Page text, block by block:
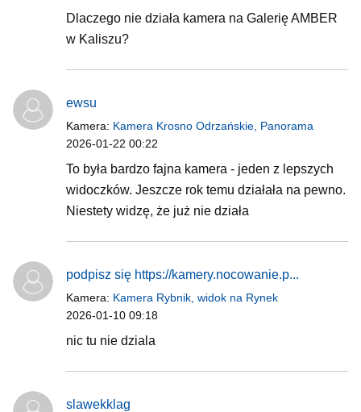
Dlaczego nie działa kamera na Galerię AMBER
w Kaliszu?
ewsu
Kamera: Kamera Krosno Odrzańskie, Panorama
2026-01-22 00:22
To była bardzo fajna kamera - jeden z lepszych
widoczków. Jeszcze rok temu działała na pewno.
Niestety widzę, że już nie działa
podpisz się https://kamery.nocowanie.p...
Kamera: Kamera Rybnik, widok na Rynek
2026-01-10 09:18
nic tu nie dziala
slawekklag